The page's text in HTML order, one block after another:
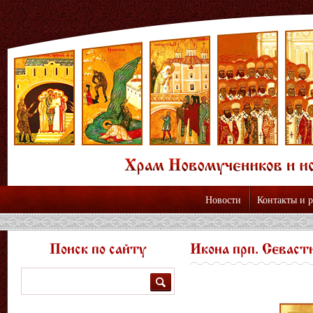
Новости Контакты и
Икона прп.
Поиск по сайту